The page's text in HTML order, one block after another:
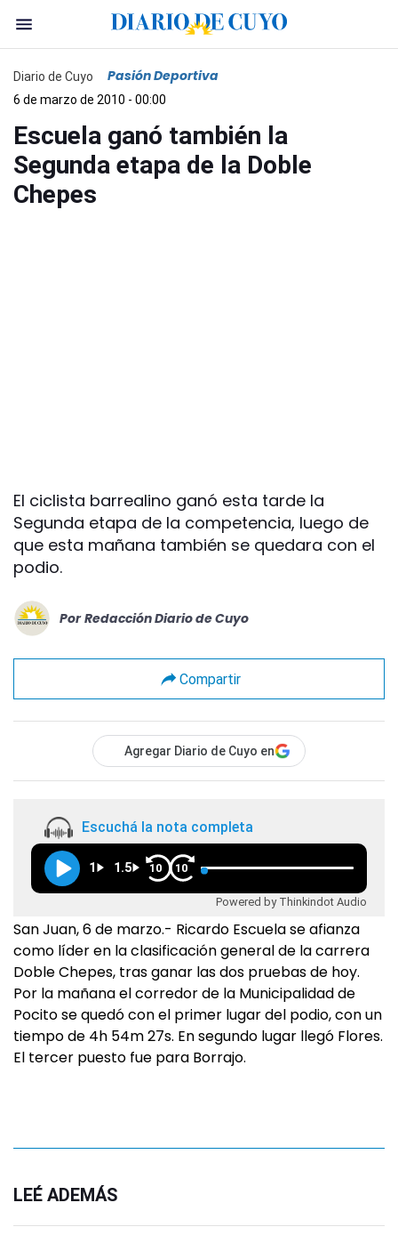
Diario de Cuyo Pasión Deportiva
6 de marzo de 2010 - 00:00
Escuela ganó también la
Segunda etapa de la Doble
Chepes
El ciclista barrealino ganó esta tarde la
Segunda etapa de la competencia, luego de
que esta mañana también se quedara con el
podio.
Por Redacción Diario de Cuyo
Compartir
Agregar Diario de Cuyo en
Escuchá la nota completa
1 1.5 10 10
Powered by Thinkindot Audio
San Juan, 6 de marzo.- Ricardo Escuela se afianza
como líder en la clasificación general de la carrera
Doble Chepes, tras ganar las dos pruebas de hoy.
Por la mañana el corredor de la Municipalidad de
Pocito se quedó con el primer lugar del podio, con un
tiempo de 4h 54m 27s. En segundo lugar llegó Flores.
El tercer puesto fue para Borrajo.
LEÉ ADEMÁS